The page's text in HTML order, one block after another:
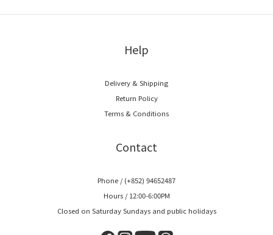
Help
Delivery & Shipping
Return Policy
Terms & Conditions
Contact
Phone / (+852) 94652487
Hours / 12:00-6:00PM
Closed on Saturday Sundays and public holidays